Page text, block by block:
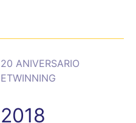
20 ANIVERSARIO
ETWINNING
2018